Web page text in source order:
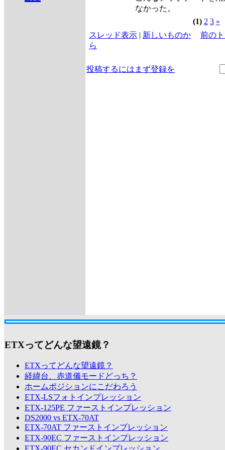
なかった。
(1) 2 3 »
スレッド表示 | 新しいものか
ら
前の
投稿するにはまず登録を
ETXってどんな望遠鏡？
ETXってどんな望遠鏡？
経緯台、赤道儀モードどっち？
ホームポジションにこだわろう
ETX-LSフォトインプレッション
ETX-125PE ファーストインプレッション
DS2000 vs ETX-70AT
ETX-70AT ファーストインプレッション
ETX-90EC ファーストインプレッション